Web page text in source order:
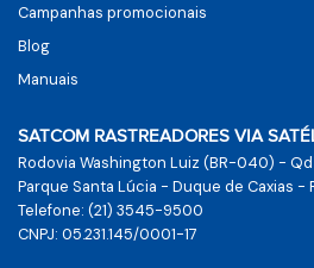
Campanhas promocionais
Blog
Manuais
SATCOM RASTREADORES VIA
Rodovia Washington Luiz (BR-040) - Qd
Parque Santa Lúcia - Duque de Caxias -
Telefone: (21) 3545-9500
CNPJ: 05.231.145/0001-17